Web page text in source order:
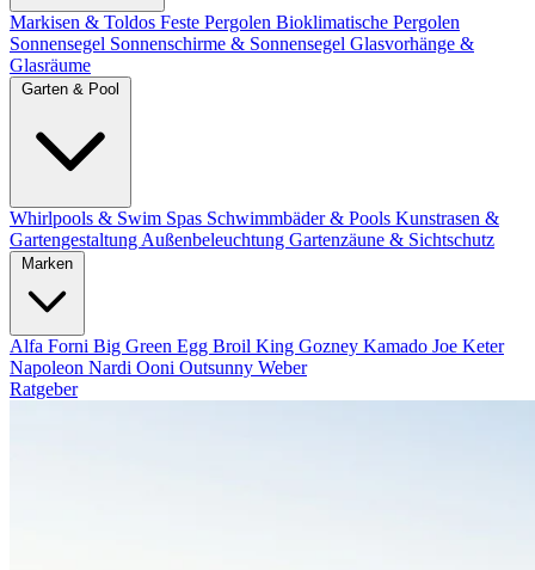
Markisen & Toldos Feste Pergolen Bioklimatische Pergolen
Sonnensegel Sonnenschirme & Sonnensegel Glasvorhänge &
Glasräume
Whirlpools & Swim Spas Schwimmbäder & Pools Kunstrasen &
Gartengestaltung Außenbeleuchtung Gartenzäune & Sichtschutz
Alfa Forni Big Green Egg Broil King Gozney Kamado Joe Keter
Napoleon Nardi Ooni Outsunny Weber
Ratgeber